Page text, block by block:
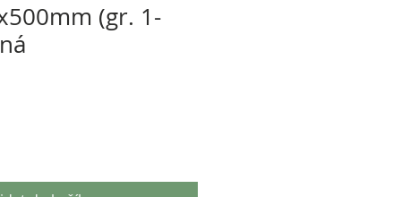
(gr. 1-